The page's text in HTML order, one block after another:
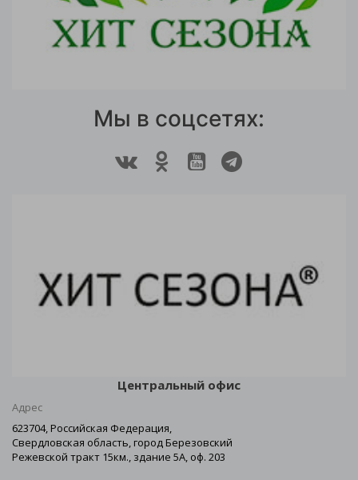
Мы в соцсетях:
Центральный офис
Адрес
623704, Российская Федерация,
Свердловская область, город Березовский
Режевской тракт 15км., здание 5А, оф. 203